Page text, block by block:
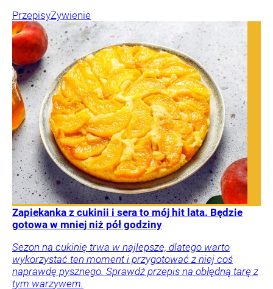
PrzepisyŻywienie
Zapiekanka z cukinii i sera to mój hit lata. Będzie
gotowa w mniej niż pół godziny
Sezon na cukinię trwa w najlepsze, dlatego warto
wykorzystać ten moment i przygotować z niej coś
naprawdę pysznego. Sprawdź przepis na obłędną tarę z
tym warzywem.